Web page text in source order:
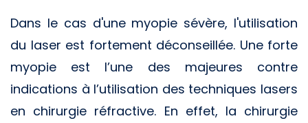
Dans le cas d'une myopie sévère, l'utilisation
du laser est fortement déconseillée. Une forte
myopie est l’une des majeures contre
indications à l’utilisation des techniques lasers
en chirurgie réfractive. En effet, la chirurgie